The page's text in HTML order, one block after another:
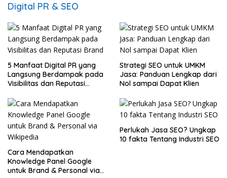
Digital PR & SEO
5 Manfaat Digital PR yang
Langsung Berdampak pada
Visibilitas dan Reputasi
Strategi SEO untuk UMKM
Jasa: Panduan Lengkap dari
Nol sampai Dapat Klien
Cara Mendapatkan
Knowledge Panel Google
untuk Brand & Personal via
Perlukah Jasa SEO? Ungkap
10 fakta Tentang Industri SEO